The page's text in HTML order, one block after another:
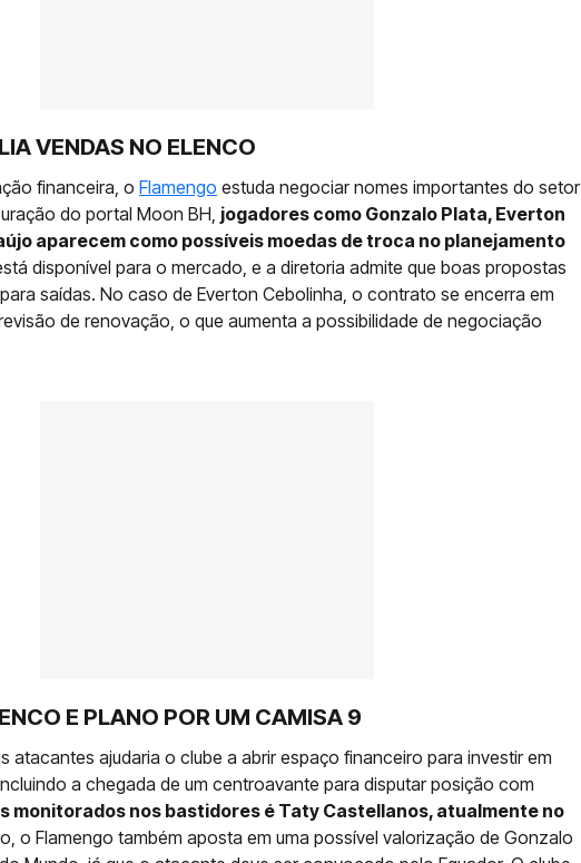
VENDAS NO ELENCO
financeira, o Flamengo estuda negociar nomes importantes do setor
do portal Moon BH, jogadores como Gonzalo Plata, Everton
aparecem como possíveis moedas de troca no planejamento
disponível para o mercado, e a diretoria admite que boas propostas
saídas. No caso de Everton Cebolinha, o contrato se encerra em
de renovação, o que aumenta a possibilidade de negociação
E PLANO POR UM CAMISA 9
atacantes ajudaria o clube a abrir espaço financeiro para investir em
a chegada de um centroavante para disputar posição com
monitorados nos bastidores é Taty Castellanos, atualmente no
o Flamengo também aposta em uma possível valorização de Gonzalo